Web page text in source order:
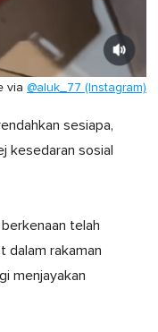
via @aluk_77 (Instagram)
sesiapa,
kesedaran sosial
telah
dalam rakaman
menjayakan